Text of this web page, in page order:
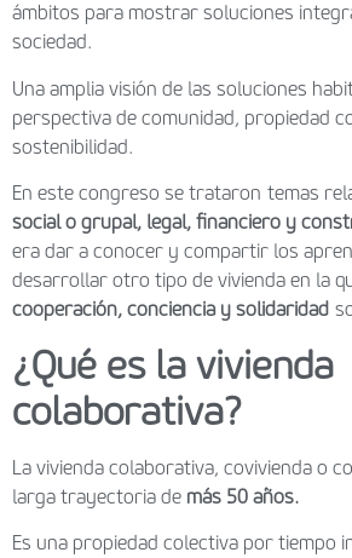
ámbitos para mostrar soluciones
sociedad.
Una amplia visión de las soluciones
perspectiva de comunidad, propiedad
sostenibilidad.
En este congreso se trataron temas
social o grupal, legal, financiero y
era dar a conocer y compartir los
desarrollar otro tipo de vivienda en la
cooperación, conciencia y solidaridad
¿Qué es la vivienda
colaborativa?
La vivienda colaborativa, covivienda o
larga trayectoria de más 50 años.
Es una propiedad colectiva por tiempo